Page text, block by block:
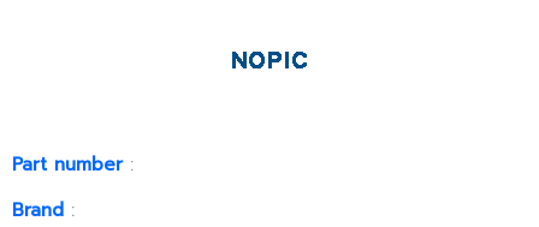
Part number:
Brand :